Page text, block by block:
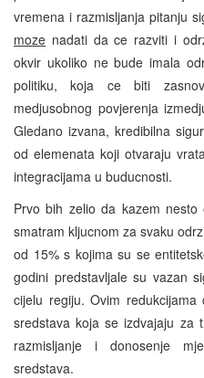
vremena i razmisljanja pitanju
moze nadati da ce razviti i
okvir ukoliko ne bude imala
politiku, koja ce biti
medjusobnog povjerenja
Gledano izvana, kredibilna
od elemenata koji otvaraju
integracijama u buducnosti.
Prvo bih zelio da kazem
smatram kljucnom za svaku
od 15% s kojima su se
godini predstavljale su vazan
cijelu regiju. Ovim
sredstava koja se izdvajaju za
razmisljanje i donosenje
sredstava.